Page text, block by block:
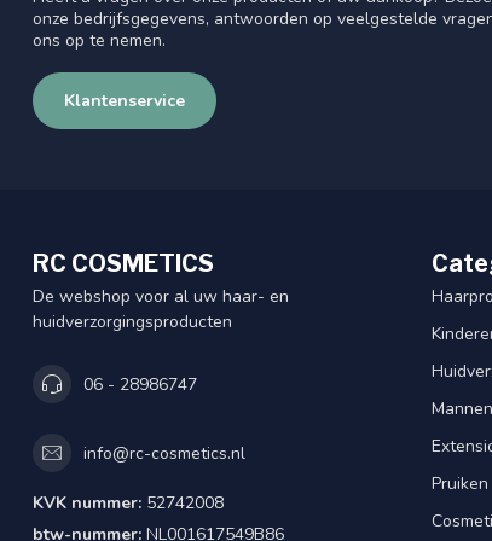
onze bedrijfsgegevens, antwoorden op veelgestelde
ons op te nemen.
Klantenservice
RC COSMETICS
De webshop voor al uw haar- en
huidverzorgingsproducten
06 - 28986747
info@rc-cosmetics.nl
KVK nummer: 52742008
btw-nummer: NL001617549B86
Mannen
Pruiken